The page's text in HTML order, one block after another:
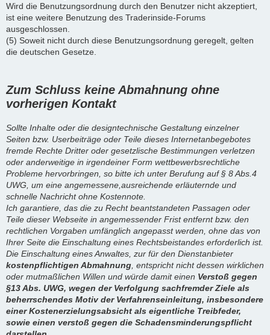
Wird die Benutzungsordnung durch den Benutzer nicht akzeptiert,
ist eine weitere Benutzung des Traderinside-Forums
ausgeschlossen.
(5) Soweit nicht durch diese Benutzungsordnung geregelt, gelten
die deutschen Gesetze.
Zum Schluss keine Abmahnung ohne
vorherigen Kontakt
Sollte Inhalte oder die designtechnische Gestaltung einzelner
Seiten bzw. Userbeiträge oder Teile dieses Internetanbegebotes
fremde Rechte Dritter oder gesetzlische Bestimmungen verletzen
oder anderweitige in irgendeiner Form wettbewerbsrechtliche
Probleme hervorbringen, so bitte ich unter Berufung auf § 8 Abs.4
UWG, um eine angemessene,ausreichende erläuternde und
schnelle Nachricht ohne Kostennote.
Ich garantiere, das die zu Recht beantstandeten Passagen oder
Teile dieser Webseite in angemessender Frist entfernt bzw. den
rechtlichen Vorgaben umfänglich angepasst werden, ohne das von
Ihrer Seite die Einschaltung eines Rechtsbeistandes erforderlich ist.
Die Einschaltung eines Anwaltes, zur für den Dienstanbieter
kostenpflichtigen Abmahnung , entspricht nicht dessen wirklichen
oder mutmaßlichen Willen und würde damit einen Verstoß gegen
§13 Abs. UWG, wegen der Verfolgung sachfremder Ziele als
beherrschendes Motiv der Verfahrenseinleitung, insbesondere
einer Kostenerzielungsabsicht als eigentliche Treibfeder,
sowie einen verstoß gegen die Schadensminderungspflicht